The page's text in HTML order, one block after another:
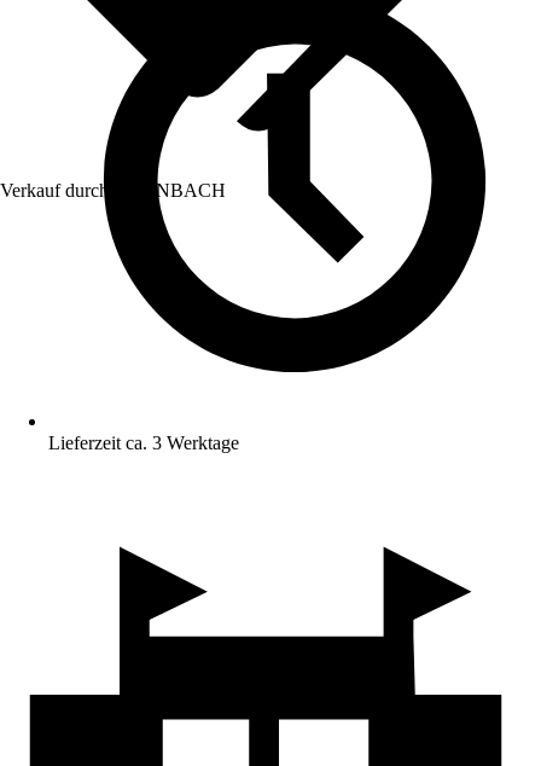
Verkauf durch: HORNBACH
Lieferzeit ca. 3 Werktage